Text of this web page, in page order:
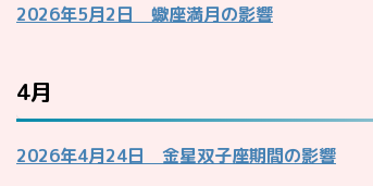
2026年5月2日 蠍座満月の影響
4月
2026年4月24日 金星双子座期間の影響